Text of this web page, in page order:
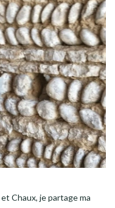
Chaux, je partage ma